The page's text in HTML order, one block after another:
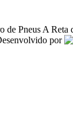
Pneus A Reta
por